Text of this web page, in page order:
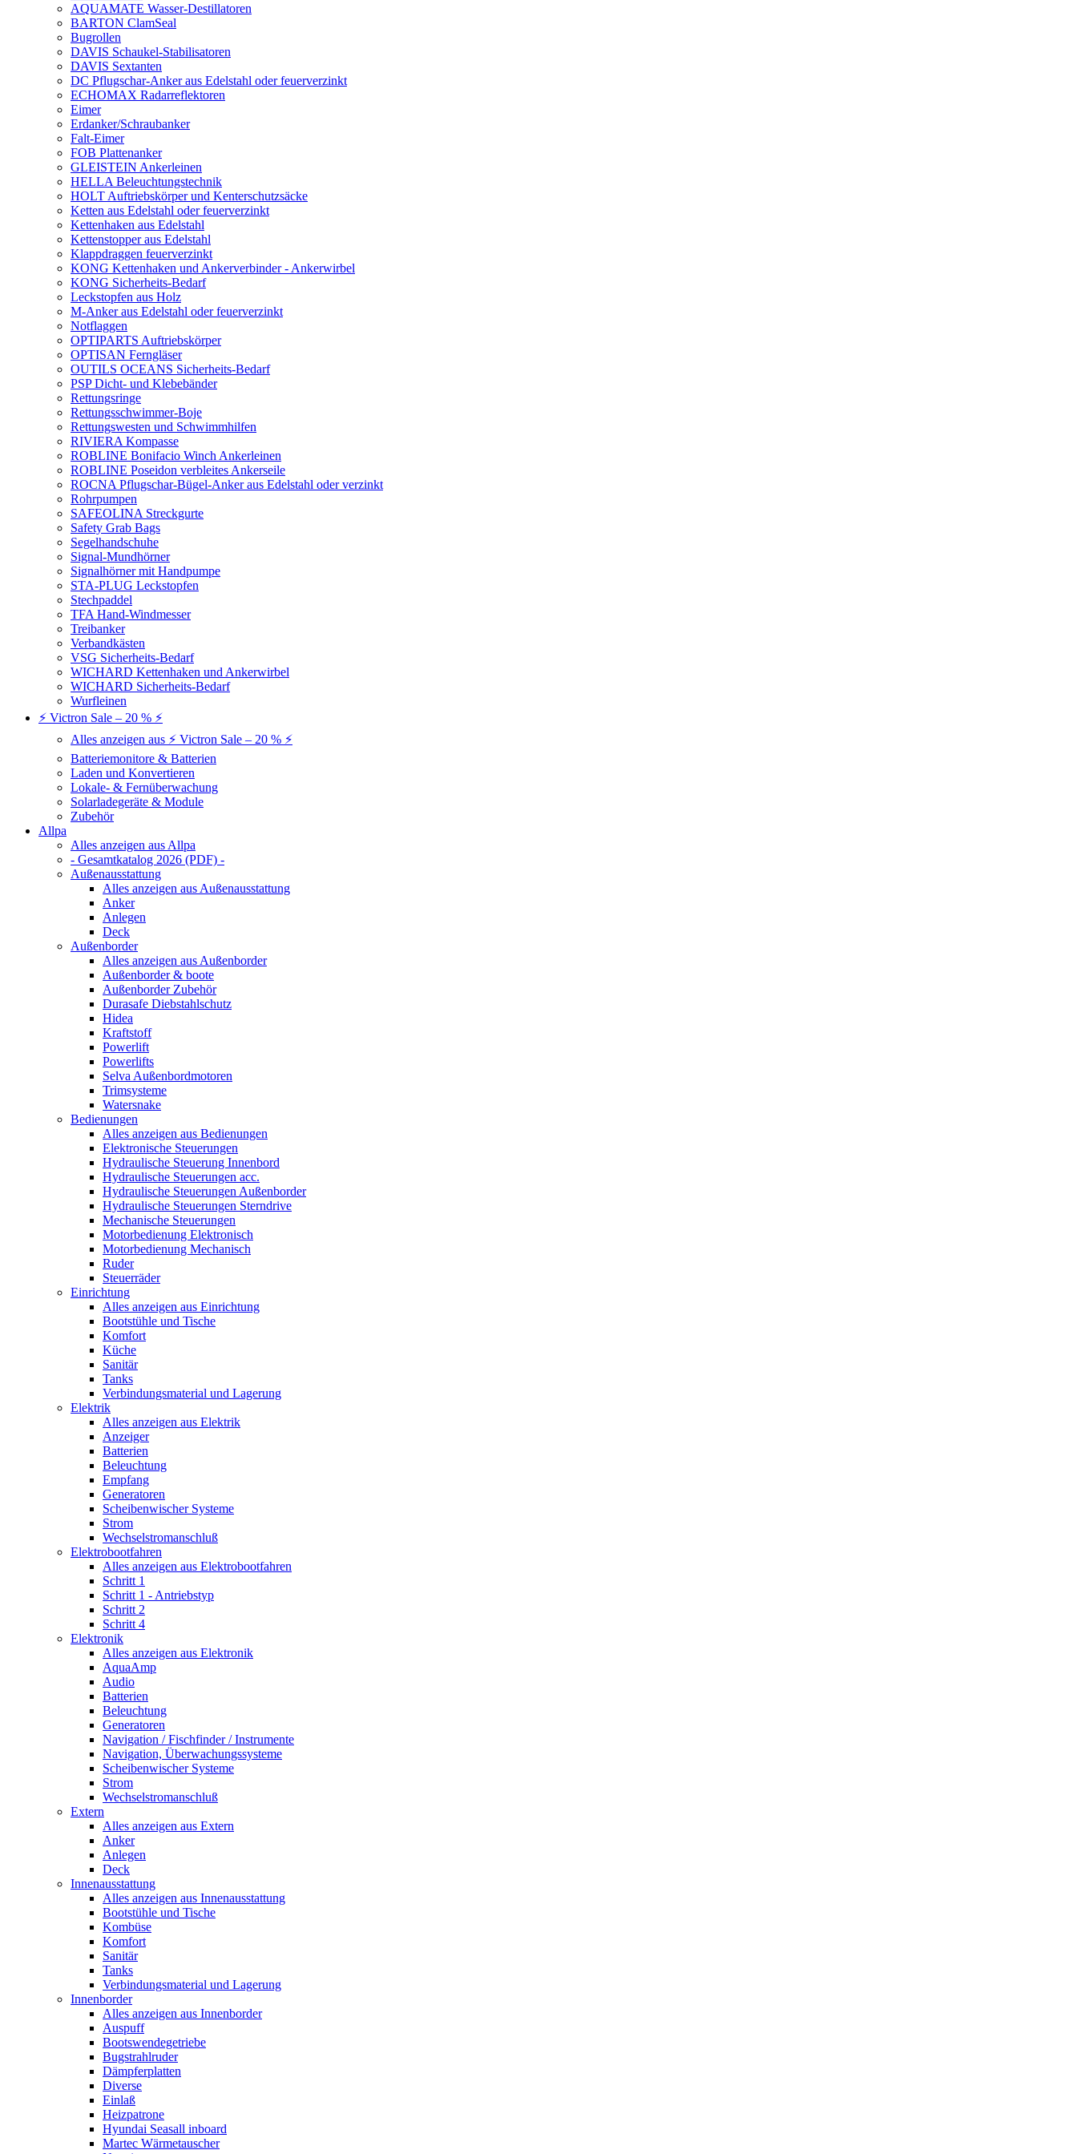
AQUAMATE Wasser-Destillatoren
BARTON ClamSeal
Bugrollen
DAVIS Schaukel-Stabilisatoren
DAVIS Sextanten
DC Pflugschar-Anker aus Edelstahl oder feuerverzinkt
ECHOMAX Radarreflektoren
Eimer
Erdanker/Schraubanker
Falt-Eimer
FOB Plattenanker
GLEISTEIN Ankerleinen
HELLA Beleuchtungstechnik
HOLT Auftriebskörper und Kenterschutzsäcke
Ketten aus Edelstahl oder feuerverzinkt
Kettenhaken aus Edelstahl
Kettenstopper aus Edelstahl
Klappdraggen feuerverzinkt
KONG Kettenhaken und Ankerverbinder - Ankerwirbel
KONG Sicherheits-Bedarf
Leckstopfen aus Holz
M-Anker aus Edelstahl oder feuerverzinkt
Notflaggen
OPTIPARTS Auftriebskörper
OPTISAN Ferngläser
OUTILS OCEANS Sicherheits-Bedarf
PSP Dicht- und Klebebänder
Rettungsringe
Rettungsschwimmer-Boje
Rettungswesten und Schwimmhilfen
RIVIERA Kompasse
ROBLINE Bonifacio Winch Ankerleinen
ROBLINE Poseidon verbleites Ankerseile
ROCNA Pflugschar-Bügel-Anker aus Edelstahl oder verzinkt
Rohrpumpen
SAFEOLINA Streckgurte
Safety Grab Bags
Segelhandschuhe
Signal-Mundhörner
Signalhörner mit Handpumpe
STA-PLUG Leckstopfen
Stechpaddel
TFA Hand-Windmesser
Treibanker
Verbandkästen
VSG Sicherheits-Bedarf
WICHARD Kettenhaken und Ankerwirbel
WICHARD Sicherheits-Bedarf
Wurfleinen
⚡ Victron Sale – 20 % ⚡
Alles anzeigen aus ⚡ Victron Sale – 20 % ⚡
Batteriemonitore & Batterien
Laden und Konvertieren
Lokale- & Fernüberwachung
Solarladegeräte & Module
Zubehör
Allpa
Alles anzeigen aus Allpa
- Gesamtkatalog 2026 (PDF) -
Außenausstattung
Alles anzeigen aus Außenausstattung
Anker
Anlegen
Deck
Außenborder
Alles anzeigen aus Außenborder
Außenborder & boote
Außenborder Zubehör
Durasafe Diebstahlschutz
Hidea
Kraftstoff
Powerlift
Powerlifts
Selva Außenbordmotoren
Trimsysteme
Watersnake
Bedienungen
Alles anzeigen aus Bedienungen
Elektronische Steuerungen
Hydraulische Steuerung Innenbord
Hydraulische Steuerungen acc.
Hydraulische Steuerungen Außenborder
Hydraulische Steuerungen Sterndrive
Mechanische Steuerungen
Motorbedienung Elektronisch
Motorbedienung Mechanisch
Ruder
Steuerräder
Einrichtung
Alles anzeigen aus Einrichtung
Bootstühle und Tische
Komfort
Küche
Sanitär
Tanks
Verbindungsmaterial und Lagerung
Elektrik
Alles anzeigen aus Elektrik
Anzeiger
Batterien
Beleuchtung
Empfang
Generatoren
Scheibenwischer Systeme
Strom
Wechselstromanschluß
Elektrobootfahren
Alles anzeigen aus Elektrobootfahren
Schritt 1
Schritt 1 - Antriebstyp
Schritt 2
Schritt 4
Elektronik
Alles anzeigen aus Elektronik
AquaAmp
Audio
Batterien
Beleuchtung
Generatoren
Navigation / Fischfinder / Instrumente
Navigation, Überwachungssysteme
Scheibenwischer Systeme
Strom
Wechselstromanschluß
Extern
Alles anzeigen aus Extern
Anker
Anlegen
Deck
Innenausstattung
Alles anzeigen aus Innenausstattung
Bootstühle und Tische
Kombüse
Komfort
Sanitär
Tanks
Verbindungsmaterial und Lagerung
Innenborder
Alles anzeigen aus Innenborder
Auspuff
Bootswendegetriebe
Bugstrahlruder
Dämpferplatten
Diverse
Einlaß
Heizpatrone
Hyundai Seasall inboard
Martec Wärmetauscher